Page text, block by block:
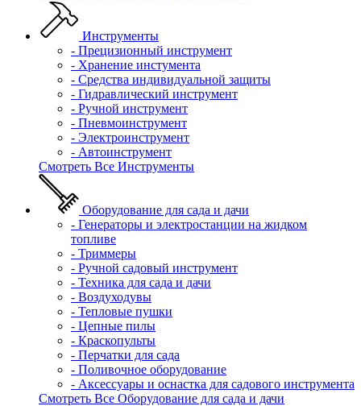
Инструменты
- Прецизионный инструмент
- Хранение инстумента
- Средства индивидуальной защиты
- Гидравлический инструмент
- Ручной инструмент
- Пневмоинструмент
- Электроинструмент
- Автоинструмент
Смотреть Все Инструменты
Оборудование для сада и дачи
- Генераторы и электростанции на жидком
топливе
- Триммеры
- Ручной садовый инструмент
- Техника для сада и дачи
- Воздуходувы
- Тепловые пушки
- Цепные пилы
- Краскопульты
- Перчатки для сада
- Поливочное оборудование
- Аксессуары и оснастка для садового инструмента
Смотреть Все Оборудование для сада и дачи